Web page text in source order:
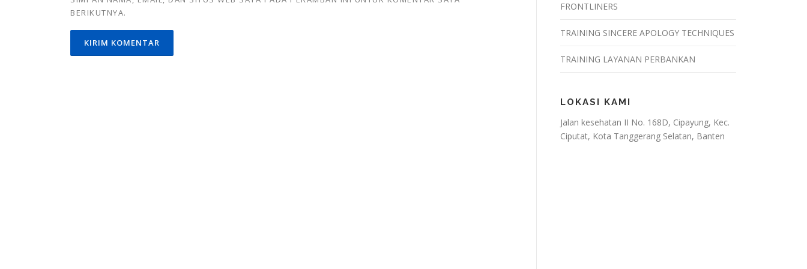
BERIKUTNYA.
FRONTLINERS
TRAINING SINCERE APOLOGY TECHNIQUES
TRAINING LAYANAN PERBANKAN
LOKASI KAMI
Jalan kesehatan II No. 168D, Cipayung, Kec.
Ciputat, Kota Tanggerang Selatan, Banten